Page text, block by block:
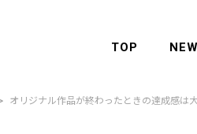
TOP
オリジナル作品が終わったときの達成感は